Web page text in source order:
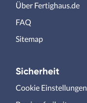
Über Fertighaus.de
FAQ
Sitemap
Sicherheit
Cookie Einstellungen